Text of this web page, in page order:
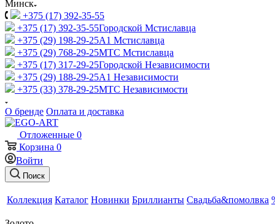
Минск
+375 (17) 392-35-55
+375 (17) 392-35-55Городской Мстиславца
+375 (29) 198-29-25A1 Мстиславца
+375 (29) 768-29-25МТС Мстиславца
+375 (17) 317-29-25Городской Независимости
+375 (29) 188-29-25A1 Независимости
+375 (33) 378-29-25МТС Независимости
О бренде Оплата и доставка
Отложенные 0
Корзина 0
Войти
Поиск
Коллекция Каталог Новинки Бриллианты Свадьба&помолвка